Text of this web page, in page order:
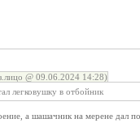
@ 09.06.2024 14:28)
легковушку в отбойник
а шашачник на мерене дал